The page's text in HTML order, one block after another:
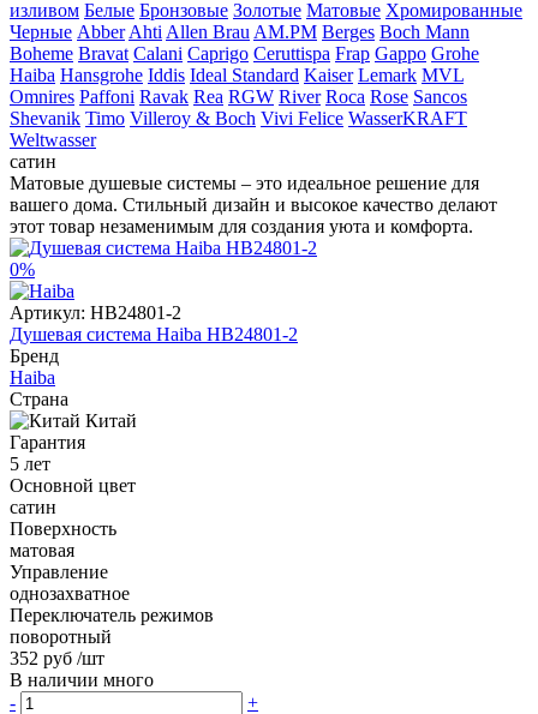
изливом Белые Бронзовые Золотые Матовые Хромированные
Черные Abber Ahti Allen Brau AM.PM Berges Boch Mann
Boheme Bravat Calani Caprigo Ceruttispa Frap Gappo Grohe
Haiba Hansgrohe Iddis Ideal Standard Kaiser Lemark MVL
Omnires Paffoni Ravak Rea RGW River Roca Rose Sancos
Shevanik Timo Villeroy & Boch Vivi Felice WasserKRAFT
Weltwasser
сатин
Матовые душевые системы – это идеальное решение для
вашего дома. Стильный дизайн и высокое качество делают
этот товар незаменимым для создания уюта и комфорта.
0%
Артикул: HB24801-2
Душевая система Haiba HB24801-2
Бренд
Haiba
Страна
Китай
Гарантия
5 лет
Основной цвет
сатин
Поверхность
матовая
Управление
однозахватное
Переключатель режимов
поворотный
352 руб /шт
В наличии много
-
+